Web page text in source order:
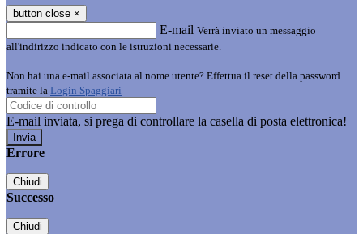
button close ×
E-mail Verrà inviato un messaggio
all'indirizzo indicato con le istruzioni necessarie.
Non hai una e-mail associata al nome utente? Effettua il reset della password
tramite la Login Spaggiari
E-mail inviata, si prega di controllare la casella di posta elettronica!
Errore
Chiudi
Successo
Chiudi